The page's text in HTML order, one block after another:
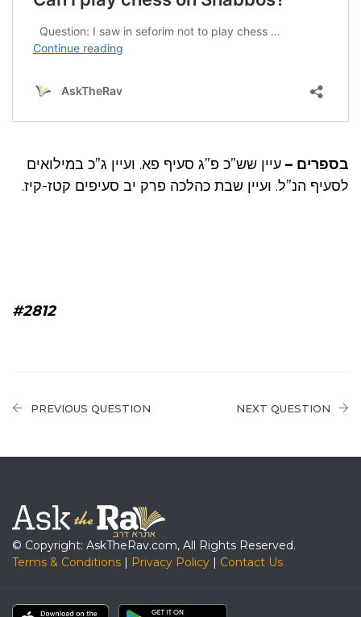
בספרים – עיין שש”כ פ”ג סעיף פא. ועיין ג”כ במילואים
לסעיף הנ”ל. ועיין שבת כהלכה פרק יב סעיפים קטז-קיז.
#2812
PREVIOUS QUESTION NEXT QUESTION
© Copyright: AskTheRav.com, All Rights Reserved.
Terms & Conditions
Privacy Policy Contact Us